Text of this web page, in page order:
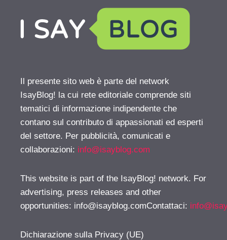
Il presente sito web è parte del network
IsayBlog! la cui rete editoriale comprende siti
tematici di informazione indipendente che
contano sul contributo di appassionati ed esperti
del settore. Per pubblicità, comunicati e
collaborazioni: info@isayblog.com
This website is part of the IsayBlog! network. For
advertising, press releases and other
opportunities: info@isayblog.comContattaci:
Dichiarazione sulla Privacy (UE)